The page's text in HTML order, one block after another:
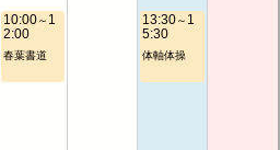
10:00～ 1
2:00
春葉書道
13:30～ 1
5:30
体軸体操